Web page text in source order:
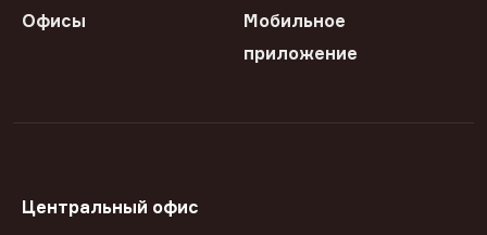
Офисы
Мобильное
приложение
Центральный офис